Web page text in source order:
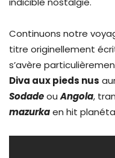
Continuons notre
titre originellement
s’avère
Diva aux pieds nus
SodadeouAngola,
mazurkaen hit